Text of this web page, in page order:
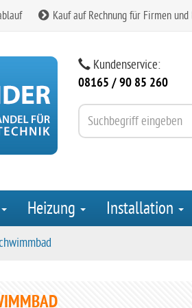
Kauf auf Rechnung für Firmen und
Kundenservice:
08165 / 90 85 260
Heizung Installation